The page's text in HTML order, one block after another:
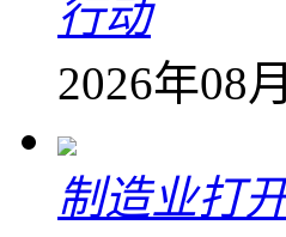
行动
2026年08
制造业打